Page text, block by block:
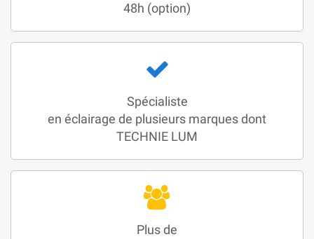
48h (option)
Spécialiste
en éclairage de plusieurs marques dont
TECHNIE LUM
Plus de